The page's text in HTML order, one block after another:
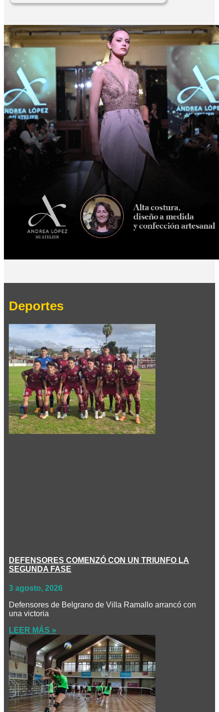
Deportes
DEFENSORES COMENZÓ CON UN TRIUNFO LA
SEGUNDA FASE
3 agosto, 2026
Defensores de Belgrano de Villa Ramallo arrancó con
una victoria
LEER MÁS »